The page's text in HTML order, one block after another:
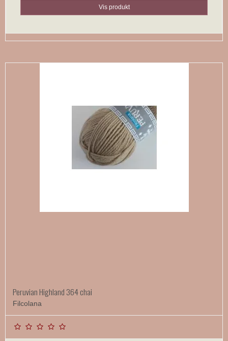
Vis produkt
Peruvian Highland 364 chai
Filcolana